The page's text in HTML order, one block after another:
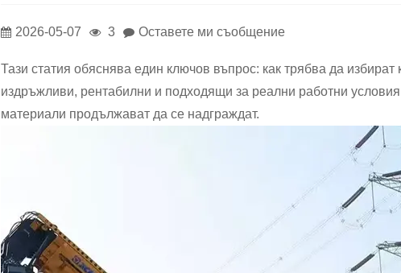
2026-05-07 3 Оставете ми съобщение
Тази статия обяснява един ключов въпрос: как трябва да
издръжливи, рентабилни и подходящи за реални работни
материали продължават да се надграждат.